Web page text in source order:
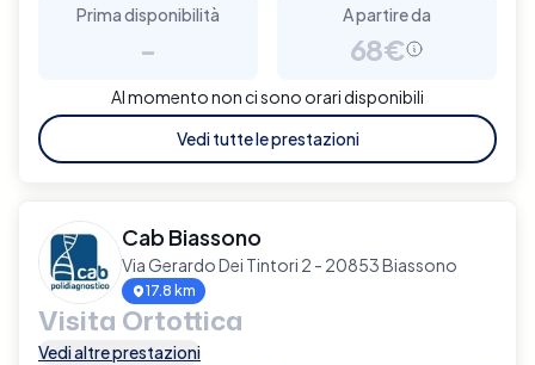
Prima disponibilità
-
A partire da
68€
Al momento non ci sono orari disponibili
Vedi tutte le prestazioni
Cab Biassono
Via Gerardo Dei Tintori 2 - 20853 Biassono
17.8 km
Visita Ortottica
Vedi altre prestazioni